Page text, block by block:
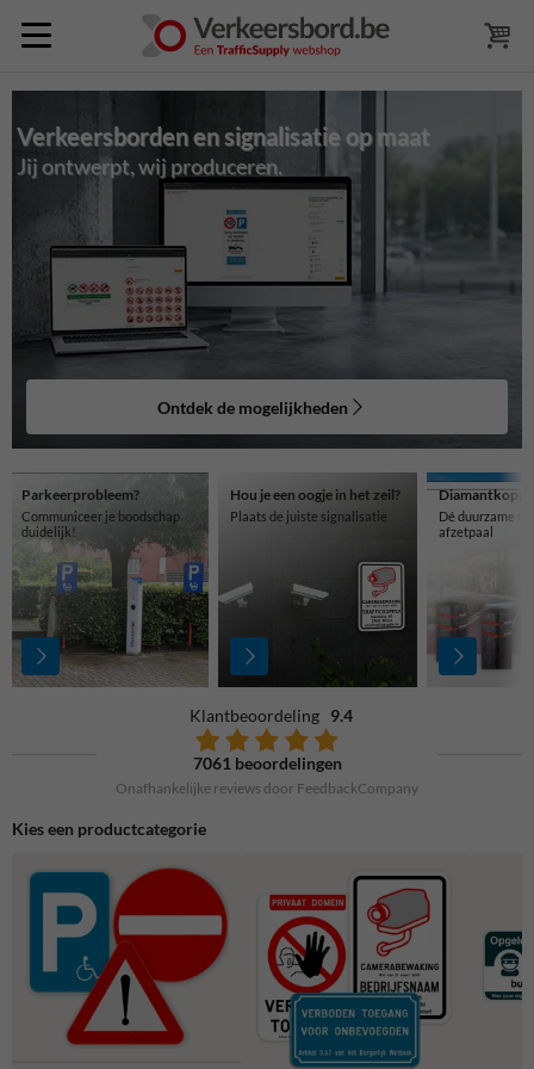
Jij ontwerpt, wij produceren.
Verkeersborden en signalisatie op maat
Ontdek de mogelijkheden
Parkeerprobleem?
Communiceer je boodschap
duidelijk!
Hou je een oogje in het zeil?
Plaats de juiste signalisatie
Dé duurzame
afzetpaal
Klantbeoordeling 9.4
7061 beoordelingen
Onafhankelijke reviews door FeedbackCompany
Kies een productcategorie